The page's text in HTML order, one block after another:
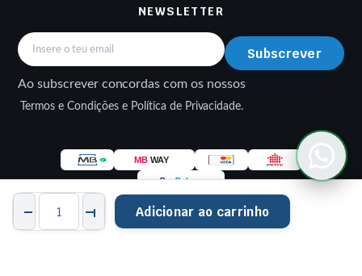
LUVA
FIST
STRAPPED
Adicionar ao carrinho
STORE PESQUISAR FAVORITOS CONTA CATEGORIAS
NEWSLETTER
Subscrever
Ao subscrever concordas com os nossos
Termos e Condições e Política de Privacidade.